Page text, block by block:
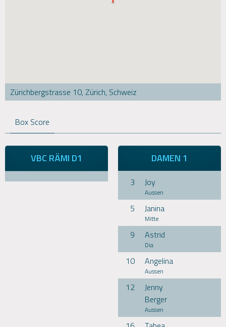
Zürichbergstrasse 10, Zürich, Schweiz
Box Score
VBC RÄMI D1 DAMEN 1
3 Joy
Aussen
5 Janina
Mitte
9 Astrid
Dia
10 Angelina
Aussen
12
Jenny
Berger
Aussen